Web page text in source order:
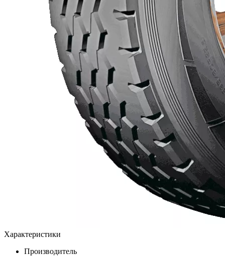
Характеристики
Производитель